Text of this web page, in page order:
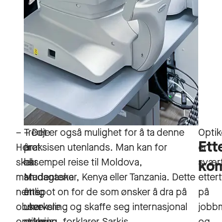
–
Her
skal
man
nemlig
observere
Tredje
året
har
studentene
åtte
uker
– Det er også mulighet for å ta denne
praksisen utenlands. Man kan for
eksempel reise til Moldova,
Madagaskar, Kenya eller Tanzania. Dette
er spot on for de som ønsker å dra på
utveksling og skaffe seg internasjonal
er
på